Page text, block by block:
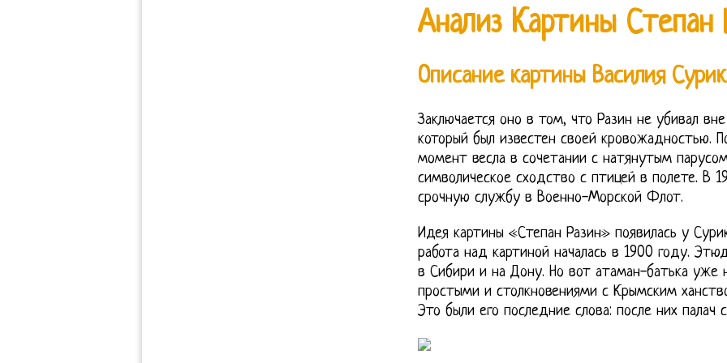
Анализ Картины Степан
Описание картины Василия
Заключается оно в том, что Разин не убивал
который был известен своей кровожадностью.
момент весла в сочетании с натянутым
символическое сходство с птицей в полете. В
срочную службу в Военно-Морской Флот.
Идея картины «Степан Разин» появилась у
работа над картиной началась в 1900 году.
в Сибири и на Дону. Но вот атаман-батька уже
простыми и столкновениями с Крымским
Это были его последние слова: после них палач